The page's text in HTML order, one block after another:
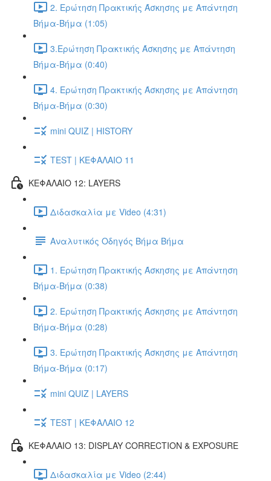
2. Ερώτηση Πρακτικής Άσκησης με Απάντηση
Βήμα-Βήμα (1:05)
3.Ερώτηση Πρακτικής Άσκησης με Απάντηση
Βήμα-Βήμα (0:40)
4. Ερώτηση Πρακτικής Άσκησης με Απάντηση
Βήμα-Βήμα (0:30)
mini QUIZ | HISTORY
TEST | ΚΕΦΑΛΑΙΟ 11
ΚΕΦΑΛΑΙΟ 12: LAYERS
Διδασκαλία με Video (4:31)
Αναλυτικός Οδηγός Βήμα Βήμα
1. Ερώτηση Πρακτικής Άσκησης με Απάντηση
Βήμα-Βήμα (0:38)
2. Ερώτηση Πρακτικής Άσκησης με Απάντηση
Βήμα-Βήμα (0:28)
3. Ερώτηση Πρακτικής Άσκησης με Απάντηση
Βήμα-Βήμα (0:17)
mini QUIZ | LAYERS
TEST | ΚΕΦΑΛΑΙΟ 12
ΚΕΦΑΛΑΙΟ 13: DISPLAY CORRECTION & EXPOSURE
Διδασκαλία με Video (2:44)